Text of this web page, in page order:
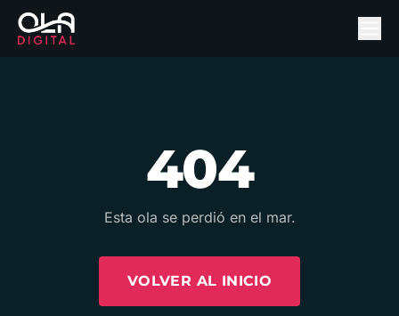
404
Esta ola se perdió en el mar.
VOLVER AL INICIO